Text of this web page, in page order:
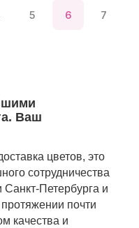
5 6 7
Ваш
цветов, это
сотрудничества
Петербурга и
почти
качества и